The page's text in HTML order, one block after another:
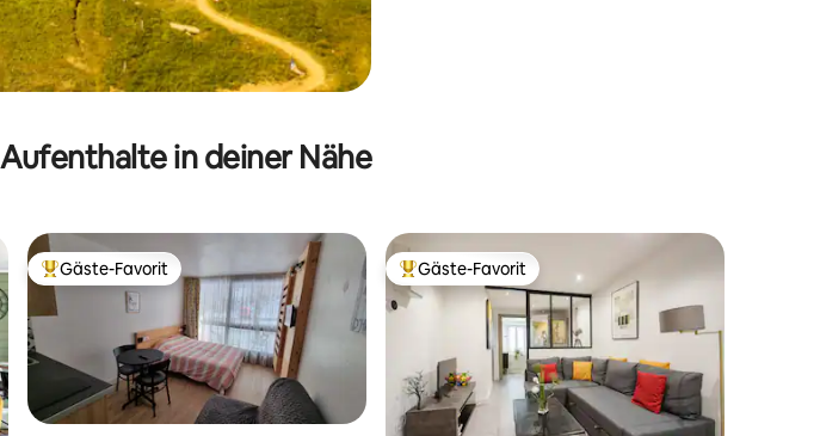
in deiner Nähe
Beliebter Gäste-Favorit.
Gäste-Favorit Beliebter Gäste-Favorit.
Gäste-Favorit